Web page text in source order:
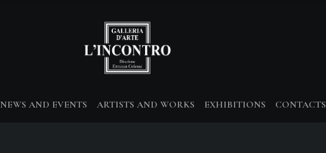
NEWS AND EVENTS ARTISTS AND WORKS EXHIBITIONS CONTACTS